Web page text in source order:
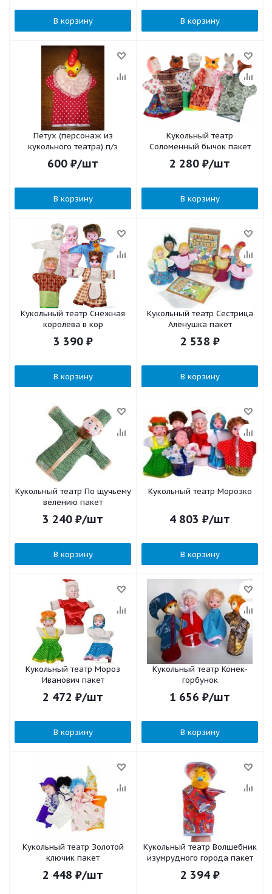
В корзину В корзину
Петух (персонаж из
кукольного театра) п/э
600 ₽/шт
В корзину
Кукольный театр
Соломенный бычок пакет
2 280 ₽/шт
В корзину
Кукольный театр Снежная
королева в кор
3 390₽
В корзину
Кукольный театр Сестрица
Аленушка пакет
2 538 ₽
В корзину
Кукольный театр По щучьему
велению пакет
3 240 ₽/шт
В корзину
Кукольный театр Морозко
4 803 ₽/шт
В корзину
Кукольный театр Мороз
Иванович пакет
2 472 ₽/шт
В корзину
Кукольный театр Конек-
горбунок
1 656 ₽/шт
В корзину
Кукольный театр Золотой
ключик пакет
2 448 ₽/шт
Кукольный театр Волшебник
изумрудного города пакет
2 394₽